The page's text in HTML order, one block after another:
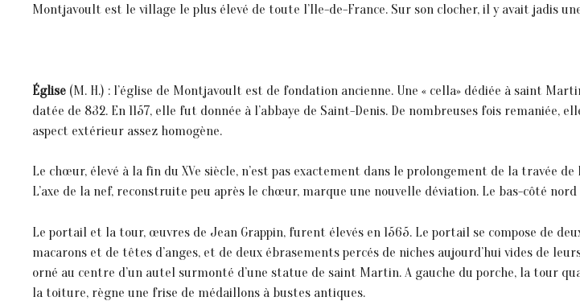
Montjavoult est le village le plus élevé de toute l’Ile-de-France. Sur son clocher, il y avait jadis
Église (M. H.) : l’église de Montjavoult est de fondation ancienne. Une « cella» dédiée à saint
datée de 832. En 1157, elle fut donnée à l’abbaye de Saint-Denis. De nombreuses fois
aspect extérieur assez homogène.
Le chœur, élevé à la fin du XVe siècle, n’est pas exactement dans le prolongement de la
L’axe de la nef, reconstruite peu après le chœur, marque une nouvelle déviation. Le bas-côté
Le portail et la tour, œuvres de Jean Grappin, furent élevés en 1565. Le portail se compose de
macarons et de têtes d’anges, et de deux ébrasements percés de niches aujourd’hui vides de
orné au centre d’un autel surmonté d’une statue de saint Martin. A gauche du porche, la tour
la toiture, règne une frise de médaillons à bustes antiques.